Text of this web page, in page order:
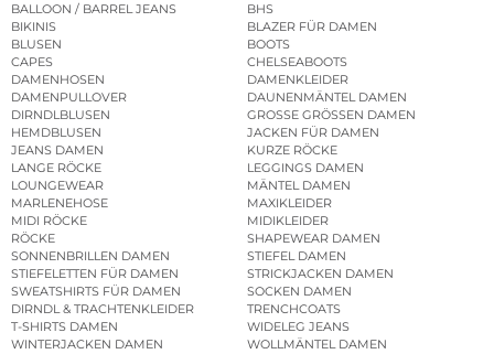
BALLOON / BARREL JEANS
BHS
BIKINIS
BLAZER FÜR DAMEN
BLUSEN
BOOTS
CAPES
CHELSEABOOTS
DAMENHOSEN
DAMENKLEIDER
DAMENPULLOVER
DAUNENMÄNTEL DAMEN
DIRNDLBLUSEN
GROSSE GRÖSSEN DAMEN
HEMDBLUSEN
JACKEN FÜR DAMEN
JEANS DAMEN
KURZE RÖCKE
LANGE RÖCKE
LEGGINGS DAMEN
LOUNGEWEAR
MÄNTEL DAMEN
MARLENEHOSE
MAXIKLEIDER
MIDI RÖCKE
MIDIKLEIDER
RÖCKE
SHAPEWEAR DAMEN
SONNENBRILLEN DAMEN
STIEFEL DAMEN
STIEFELETTEN FÜR DAMEN
STRICKJACKEN DAMEN
SWEATSHIRTS FÜR DAMEN
SOCKEN DAMEN
DIRNDL & TRACHTENKLEIDER
TRENCHCOATS
T-SHIRTS DAMEN
WIDELEG JEANS
WINTERJACKEN DAMEN
WOLLMÄNTEL DAMEN